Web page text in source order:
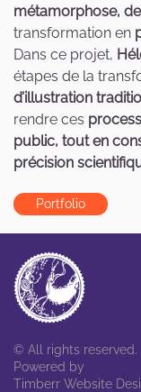
métamorphose,
transformation en
Dans ce projet,
étapes de la
d’illustration
rendre ces
public, tout en
précision
Portfolio
© All rights reserved.
Powered by
Timberr Website